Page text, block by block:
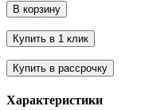
Характеристики